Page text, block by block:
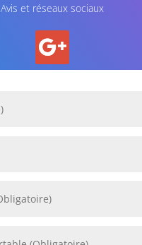
Avis et réseaux sociaux